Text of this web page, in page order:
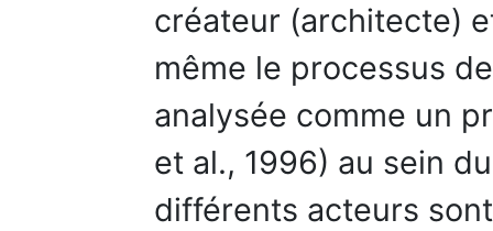
créateur (architecte)
même le processus
analysée comme un
et al., 1996) au sein
différents acteurs